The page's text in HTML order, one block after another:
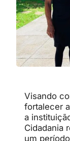
Visando
fortalecer
a
Cidadania
um